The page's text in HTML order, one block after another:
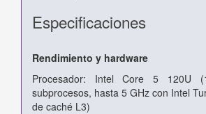
Especificaciones
Rendimiento y hardware
Procesador: Intel Core 5 120U
subprocesos, hasta 5 GHz con Intel
de caché L3)